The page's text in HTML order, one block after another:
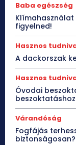
Baba egészség
figyelned!
Hasznos
A dackorszak
Hasznos
Óvodai
beszoktatáshoz
Várandóság
Fogfájás
biztonságosan?